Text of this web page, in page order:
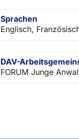
Sprachen
Englisch,
DAV-
FORUM Junge